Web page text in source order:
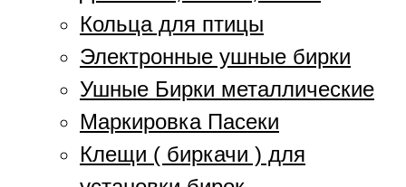
Кольца для птицы
Электронные ушные бирки
Ушные Бирки металлические
Маркировка Пасеки
Клещи ( биркачи ) для